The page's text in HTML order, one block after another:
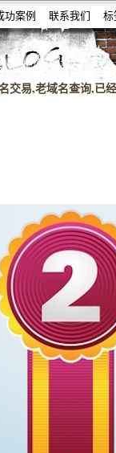
功案例 联系我们 标
名交易,老域名出售,
交易,老域名查询,已